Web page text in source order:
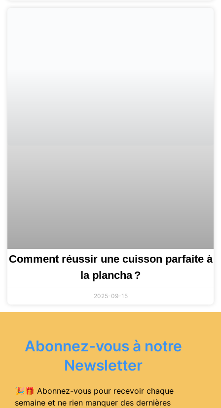
Comment réussir une cuisson parfaite à
la plancha ?
2025-09-15
Abonnez-vous à notre
Newsletter
🎉🎁 Abonnez-vous pour recevoir chaque
semaine et ne rien manquer des dernières